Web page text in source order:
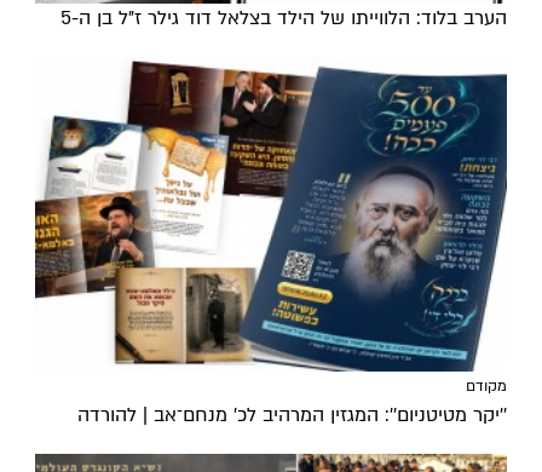
הערב בלוד: הלווייתו של הילד בצלאל דוד גילר ז"ל בן ה-5
מקודם
''יקר מטיטניום'': המגזין המרהיב לכ’ מנחם־אב | להורדה